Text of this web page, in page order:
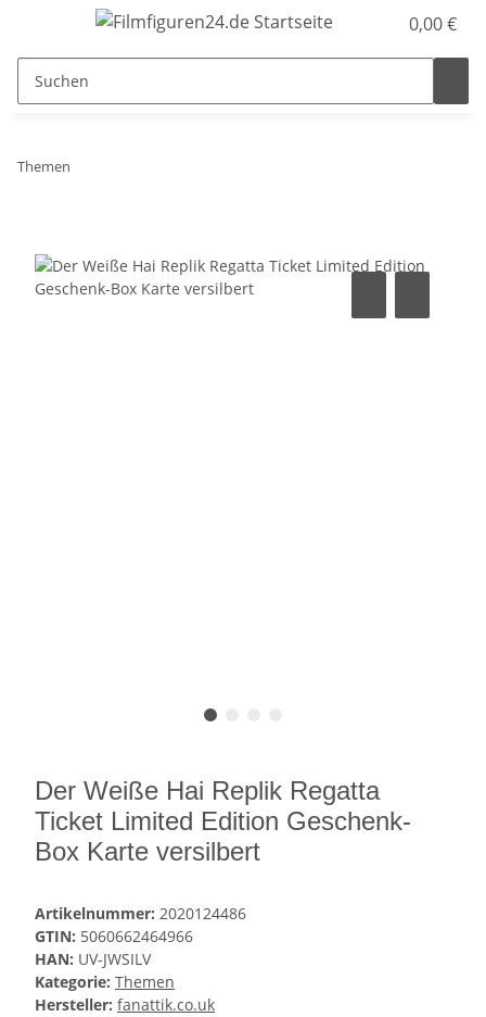
0,00 €
Themen
Der Weiße Hai Replik Regatta
Ticket Limited Edition Geschenk-
Box Karte versilbert
Artikelnummer: 2020124486
GTIN: 5060662464966
HAN: UV-JWSILV
Kategorie: Themen
Hersteller: fanattik.co.uk